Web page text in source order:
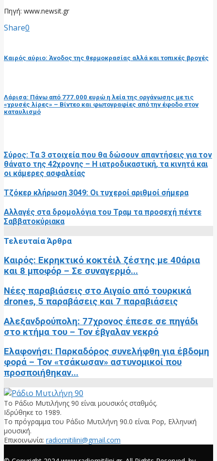
Πηγή: www.newsit.gr
Share0
Καιρός αύριο: Άνοδος της θερμοκρασίας αλλά και τοπικές βροχές
Λάρισα: Πάνω από 777.000 ευρώ η λεία της οργάνωσης με τις
«χρυσές λίρες» – Βίντεο και φωτογραφίες από την έφοδο στον
καταυλισμό
Σύρος: Τα 3 στοιχεία που θα δώσουν απαντήσεις για τον
θάνατο της 42χρονης – Η ιατροδικαστική, τα κινητά και
οι κάμερες ασφαλείας
Τζόκερ κλήρωση 3049: Οι τυχεροί αριθμοί σήμερα
Αλλαγές στα δρομολόγια του Τραμ τα προσεχή πέντε
Σαββατοκύριακα
Τελευταία Άρθρα
Καιρός: Εκρηκτικό κοκτέιλ ζέστης με 40άρια
και 8 μποφόρ – Σε συναγερμό...
Νέες παραβιάσεις στο Αιγαίο από τουρκικά
drones, 5 παραβάσεις και 7 παραβιάσεις
Αλεξανδρούπολη: 77χρονος έπεσε σε πηγάδι
στο κτήμα του – Τον έβγαλαν νεκρό
Ελαφονήσι: Παρκαδόρος συνελήφθη για έβδομη
φορά – Τον «τσάκωσαν» αστυνομικοί που
προσποιήθηκαν...
Το Ράδιο Μυτιλήνης 90 είναι μουσικός σταθμός.
Ιδρύθηκε το 1989.
Το πρόγραμμα του Ράδιο Μυτιλήνη 90.0 είναι Pop, Ελληνική
μουσική.
Επικοινωνία: radiomitilini@gmail.com